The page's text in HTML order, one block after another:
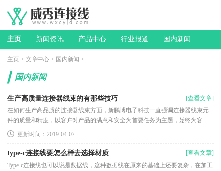
主页 新闻资讯 产品中心 行业报道 国内新闻
主页 > 文章中心 > 国内新闻 >
国内新闻
生产高质量连接器线束的有那些技巧
[查看文章]
在如何生产高品质的连接器线束方面，新鹏博电子科技一直强调连接器线束元
件的质量和精度，以客户对产品的满意和安全为首要任务为主题，始终为客户
提供满足其需求的解决方案。高品质连接器线束的生产技能：1。接头线束绝缘
更新时间：2019-04-07
type-c连接线要怎么样去选择材质
[查看文章]
Type-c连接线也可以说是数据线，这种数据线在原来的基础上还要复杂，在加工